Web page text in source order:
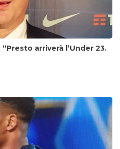
arriverà l’Under 23.